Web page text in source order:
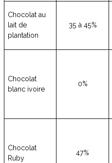
Chocolat au
lait de
plantation
35 à 45%
Chocolat
blanc ivoire
0%
Chocolat
Ruby
47%